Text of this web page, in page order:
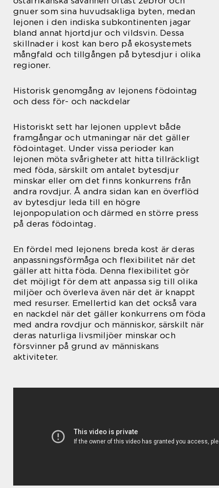
gnuer som sina huvudsakliga byten, medan
lejonen i den indiska subkontinenten jagar
bland annat hjortdjur och vildsvin. Dessa
skillnader i kost kan bero på ekosystemets
mångfald och tillgången på bytesdjur i olika
regioner.
Historisk genomgång av lejonens födointag
och dess för- och nackdelar
Historiskt sett har lejonen upplevt både
framgångar och utmaningar när det gäller
födointaget. Under vissa perioder kan
lejonen möta svårigheter att hitta tillräckligt
med föda, särskilt om antalet bytesdjur
minskar eller om det finns konkurrens från
andra rovdjur. Å andra sidan kan en överflöd
av bytesdjur leda till en högre
lejonpopulation och därmed en större press
på deras födointag.
En fördel med lejonens breda kost är deras
anpassningsförmåga och flexibilitet när det
gäller att hitta föda. Denna flexibilitet gör
det möjligt för dem att anpassa sig till olika
miljöer och överleva även när det är knappt
med resurser. Emellertid kan det också vara
en nackdel när det gäller konkurrens om föda
med andra rovdjur och människor, särskilt när
deras naturliga livsmiljöer minskar och
försvinner på grund av människans
aktiviteter.